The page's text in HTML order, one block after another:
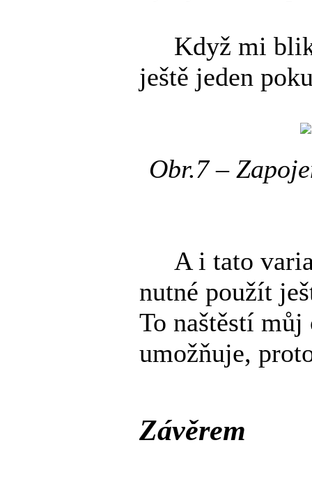
Když mi
ještě jeden
Obr.7 –
A i tato
nutné použít
To naštěstí
umožňuje,
Závěrem